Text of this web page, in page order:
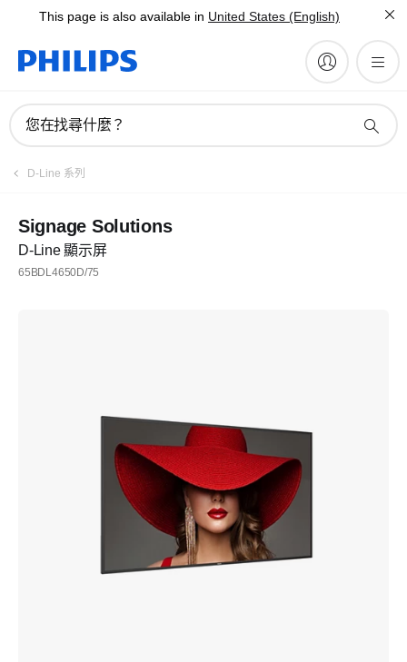
This page is also available in United States (English)
您在找尋什麼？
D-Line 系列
Signage Solutions
D-Line 顯示屏
65BDL4650D/75